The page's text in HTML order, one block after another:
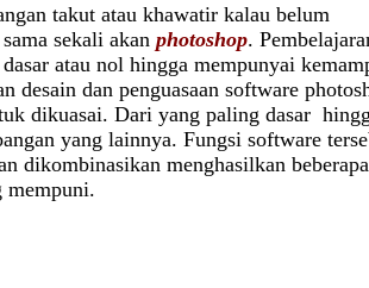
takut atau khawatir kalau belum
sekali akan photoshop.
atau nol hingga mempunyai
desain dan penguasaan software
dikuasai. Dari yang paling dasar
yang lainnya. Fungsi software
dikombinasikan menghasilkan
mempuni.